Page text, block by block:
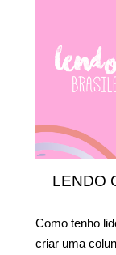
LENDO
Como tenho
criar uma